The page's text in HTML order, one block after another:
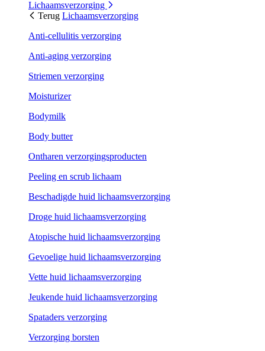
Lichaamsverzorging
Terug Lichaamsverzorging
Anti-cellulitis verzorging
Anti-aging verzorging
Striemen verzorging
Moisturizer
Bodymilk
Body butter
Ontharen verzorgingsproducten
Peeling en scrub lichaam
Beschadigde huid lichaamsverzorging
Droge huid lichaamsverzorging
Atopische huid lichaamsverzorging
Gevoelige huid lichaamsverzorging
Vette huid lichaamsverzorging
Jeukende huid lichaamsverzorging
Spataders verzorging
Verzorging borsten